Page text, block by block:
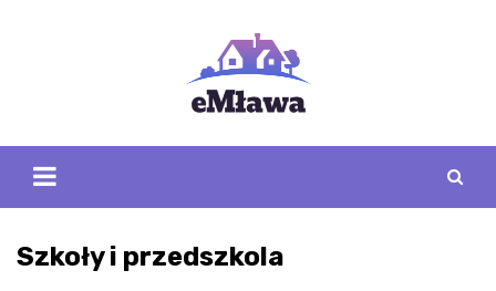
Szkoły i przedszkola